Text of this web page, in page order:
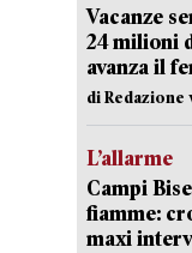
Vacanze
24 milioni
avanza il
di Redazione
L’allarme
Campi
fiamme:
maxi